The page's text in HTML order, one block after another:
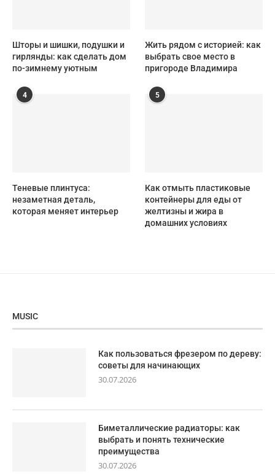
Шторы и шишки, подушки и
гирлянды: как сделать дом
по-зимнему уютным
Жить рядом с историей: как
выбрать свое место в
пригороде Владимира
4
Теневые плинтуса:
незаметная деталь,
которая меняет интерьер
5
Как отмыть пластиковые
контейнеры для еды от
желтизны и жира в
домашних условиях
MUSIC
Как пользоваться фрезером по дереву:
советы для начинающих
30.07.2026
Биметаллические радиаторы: как
выбрать и понять технические
преимущества
30.07.2026